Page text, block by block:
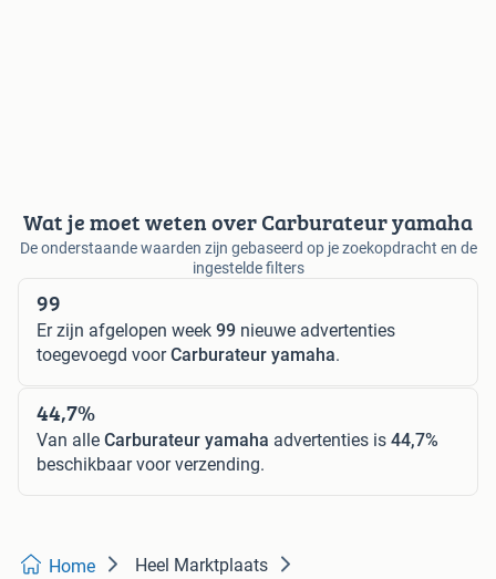
Wat je moet weten over Carburateur yamaha
De onderstaande waarden zijn gebaseerd op je zoekopdracht en de
ingestelde filters
99
Er zijn afgelopen week 99 nieuwe advertenties
toegevoegd voorCarburateur yamaha.
44,7%
Van alle Carburateur yamaha advertenties is 44,7%
beschikbaar voor verzending.
Home Heel Marktplaats